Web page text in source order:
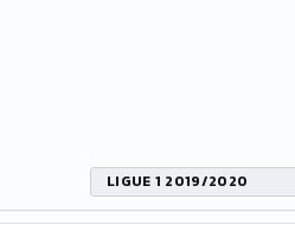
LIGUE 1 2019/2020